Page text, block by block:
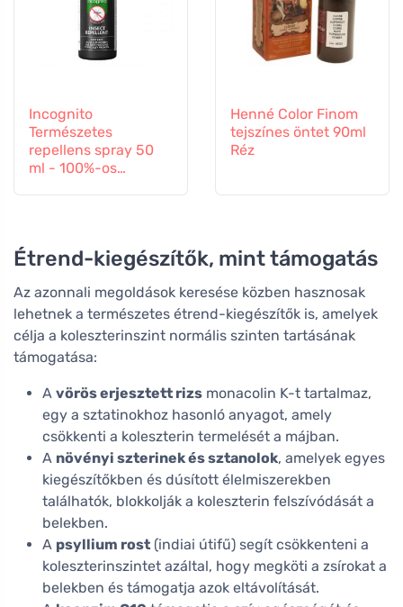
Incognito
Természetes
repellens spray 50
ml - 100%-os
Henné Color Finom
tejszínes öntet 90ml
Réz
Étrend-kiegészítők, mint támogatás
Az azonnali megoldások keresése közben hasznosak
lehetnek a természetes étrend-kiegészítők is, amelyek
célja a koleszterinszint normális szinten tartásának
támogatása:
A vörös erjesztett rizs monacolin K-t tartalmaz,
egy a sztatinokhoz hasonló anyagot, amely
csökkenti a koleszterin termelését a májban.
A növényi szterinek és sztanolok, amelyek egyes
kiegészítőkben és dúsított élelmiszerekben
találhatók, blokkolják a koleszterin felszívódását a
belekben.
A psyllium rost (indiai útifű) segít csökkenteni a
koleszterinszintet azáltal, hogy megköti a zsírokat a
belekben és támogatja azok eltávolítását.